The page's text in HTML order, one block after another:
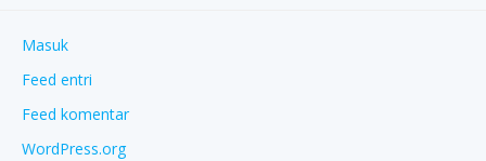
Masuk
Feed entri
Feed komentar
WordPress.org